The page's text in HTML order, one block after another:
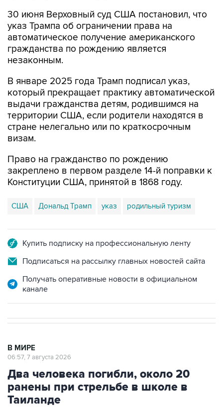
30 июня Верховный суд США постановил, что
указ Трампа об ограничении права на
автоматическое получение американского
гражданства по рождению является
незаконным.
В январе 2025 года Трамп подписал указ,
который прекращает практику автоматической
выдачи гражданства детям, родившимся на
территории США, если родители находятся в
стране нелегально или по краткосрочным
визам.
Право на гражданство по рождению
закреплено в первом разделе 14-й поправки к
Конституции США, принятой в 1868 году.
США Дональд Трамп указ родильный туризм
Купить подписку на профессиональную ленту
Подписаться на рассылку главных новостей сайта
Получать оперативные новости в официальном
канале
В МИРЕ
06:57, 7 августа 2026
Два человека погибли, около 20
ранены при стрельбе в школе в
Таиланде